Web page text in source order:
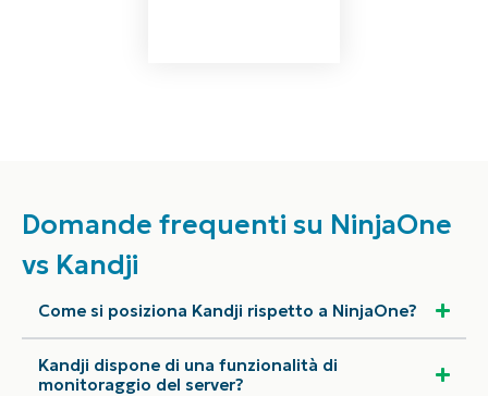
Domande frequenti su NinjaOne
vs Kandji
Come si posiziona Kandji rispetto a NinjaOne?
Kandji dispone di una funzionalità di
monitoraggio del server?